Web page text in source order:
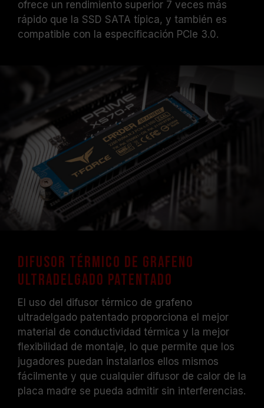
ofrece un rendimiento superior 7 veces más
rápido que la SSD SATA típica, y también es
compatible con la especificación PCIe 3.0.
Difusor térmico de grafeno
ultradelgado patentado
El uso del difusor térmico de grafeno
ultradelgado patentado proporciona el mejor
material de conductividad térmica y la mejor
flexibilidad de montaje, lo que permite que los
jugadores puedan instalarlos ellos mismos
fácilmente y que cualquier difusor de calor de la
placa madre se pueda admitir sin interferencias.